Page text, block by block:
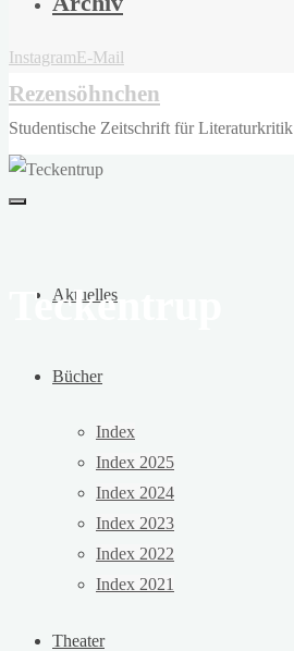
InstagramE-Mail
Rezensöhnchen
Studentische Zeitschrift für Literaturkritik
Aktuelles
Bücher
Index
Index 2025
Index 2024
Index 2023
Index 2022
Index 2021
Theater
Teckentrup